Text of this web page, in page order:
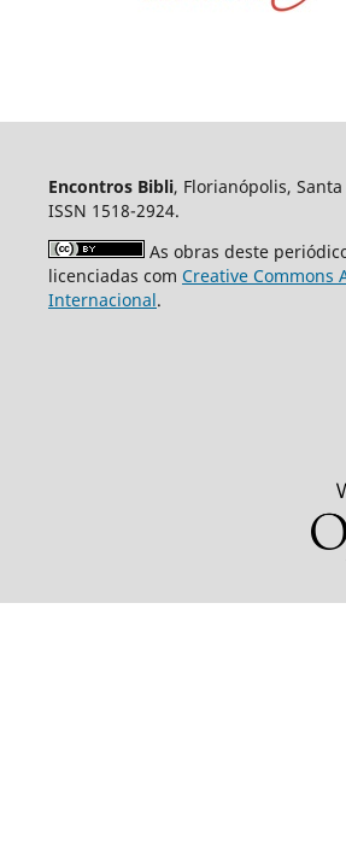
Encontros Bibli, Florianópolis,
ISSN 1518-2924.
As obras deste
licenciadas com Creative Commons
Internacional.